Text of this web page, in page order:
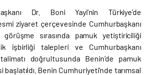
Dr. Boni Yayi’nin Türkiye’de
ziyaret çerçevesinde Cumhurbaşkanı
sırasında pamuk yetiştiriciliği
işbirliği talepleri ve Cumhurbaşkanı
doğrultusunda Benin’de pamuk
Benin Cumhuriyeti’nde tarımsal